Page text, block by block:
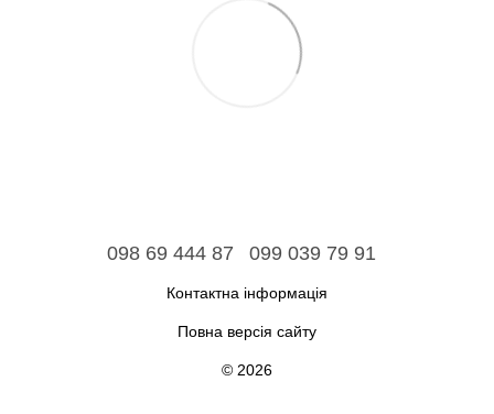
098 69 444 87 099 039 79 91
Контактна інформація
Повна версія сайту
© 2026